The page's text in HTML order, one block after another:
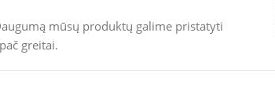
mūsų produktų galime pristatyti
greitai.